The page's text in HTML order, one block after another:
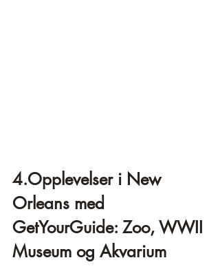
4.Opplevelser i New
Orleans med
GetYourGuide: Zoo, WWII
Museum og Akvarium